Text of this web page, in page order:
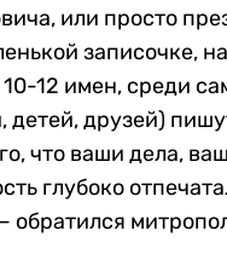
или просто
записочке,
12 имен, среди
детей, друзей)
что ваши дела,
глубоко
обратился